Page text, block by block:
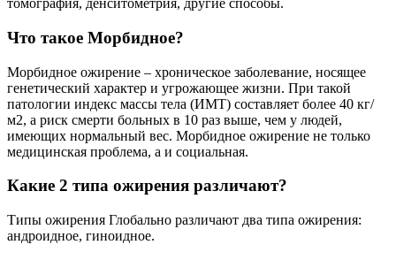
томография, денситометрия, другие способы.
Что такое Морбидное?
Морбидное ожирение – хроническое заболевание, носящее
генетический характер и угрожающее жизни. При такой
патологии индекс массы тела (ИМТ) составляет более 40 кг/
м2, а риск смерти больных в 10 раз выше, чем у людей,
имеющих нормальный вес. Морбидное ожирение не только
медицинская проблема, а и социальная.
Какие 2 типа ожирения различают?
Типы ожирения Глобально различают два типа ожирения:
андроидное, гиноидное.